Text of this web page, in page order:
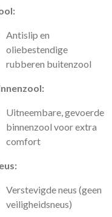
Antislip en
oliebestendige
rubberen buitenzool
Uitneembare, gevoerde
binnenzool voor extra
comfort
Verstevigde neus (geen
veiligheidsneus)